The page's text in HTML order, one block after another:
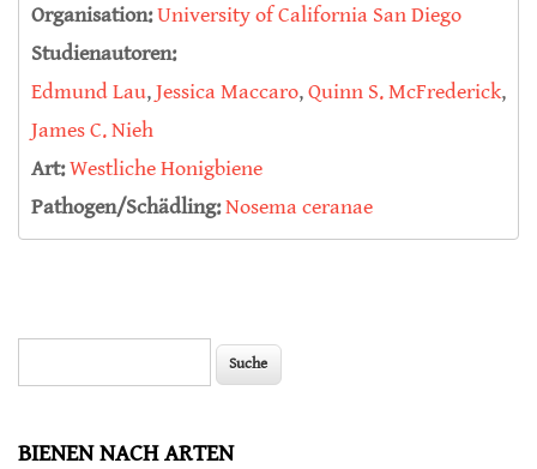
Organisation:University of California San Diego
Studienautoren:
Edmund Lau,Jessica Maccaro,Quinn S. McFrederick,
James C. Nieh
Art:Westliche Honigbiene
Pathogen/Schädling:Nosema ceranae
BIENEN NACH ARTEN